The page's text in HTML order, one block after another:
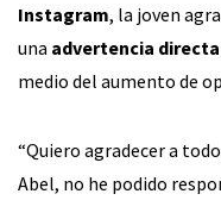
Instagram, la joven
una advertencia directa
medio del aumento de
“Quiero agradecer a
Abel, no he podido